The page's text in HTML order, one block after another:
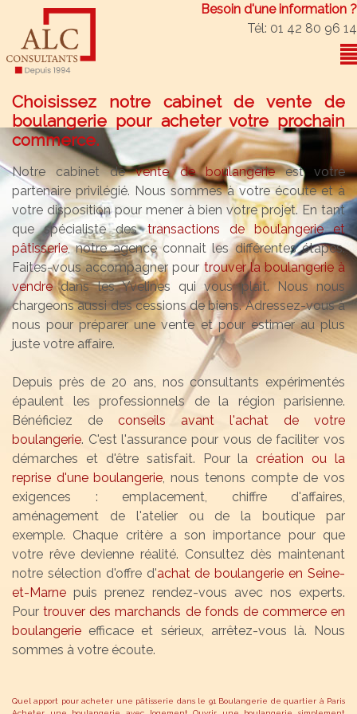
Besoin d'une information ?
Tél: 01 42 80 96 14
Choisissez notre cabinet de vente de
boulangerie pour acheter votre prochain
commerce.
Notre cabinet devente de boulangerieest votre
partenaire privilégié. Nous sommes à votre écoute et à
votre disposition pour mener à bien votre projet. En tant
que spécialiste destransactions de boulangerie et
pâtisserie, notre agence connait les différentes étapes.
Faites-vous accompagner pour trouver la boulangerie à
vendredans les Yvelines qui vous plait. Nous nous
chargeons aussi des cessions de biens. Adressez-vous à
nous pour préparer une vente et pour estimer au plus
juste votre affaire.
Depuis près de 20 ans, nos consultants expérimentés
épaulent les professionnels de la région parisienne.
Bénéficiez de conseils avant l'achat de votre
boulangerie. C'est l'assurance pour vous de faciliter vos
démarches et d'être satisfait. Pour lacréation ou la
reprise d'une boulangerie, nous tenons compte de vos
exigences : emplacement, chiffre d'affaires,
aménagement de l'atelier ou de la boutique par
exemple. Chaque critère a son importance pour que
votre rêve devienne réalité. Consultez dès maintenant
notre sélection d'offre d'achat de boulangerie en Seine-
et-Marne puis prenez rendez-vous avec nos experts.
Pourtrouver des marchands de fonds de commerce en
boulangerie efficace et sérieux, arrêtez-vous là. Nous
sommes à votre écoute.
Quel apport pour acheter une pâtisserie dans le 91 Boulangerie de quartier à Paris